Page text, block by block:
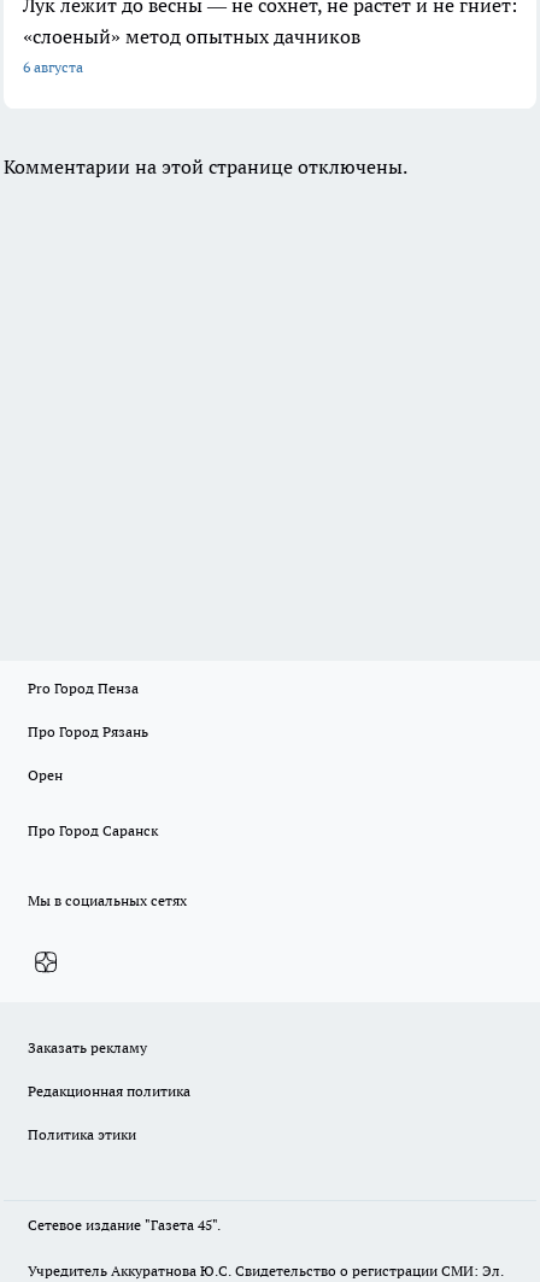
«слоеный» метод опытных дачников
6 августа
Комментарии на этой странице отключены.
Pro Город Пенза
Про Город Рязань
Орен
Про Город Саранск
Мы в социальных сетях
Заказать рекламу
Редакционная политика
Политика этики
Сетевое издание "Газета 45".
Учредитель Аккуратнова Ю.С. Свидетельство о регистрации СМИ: Эл.